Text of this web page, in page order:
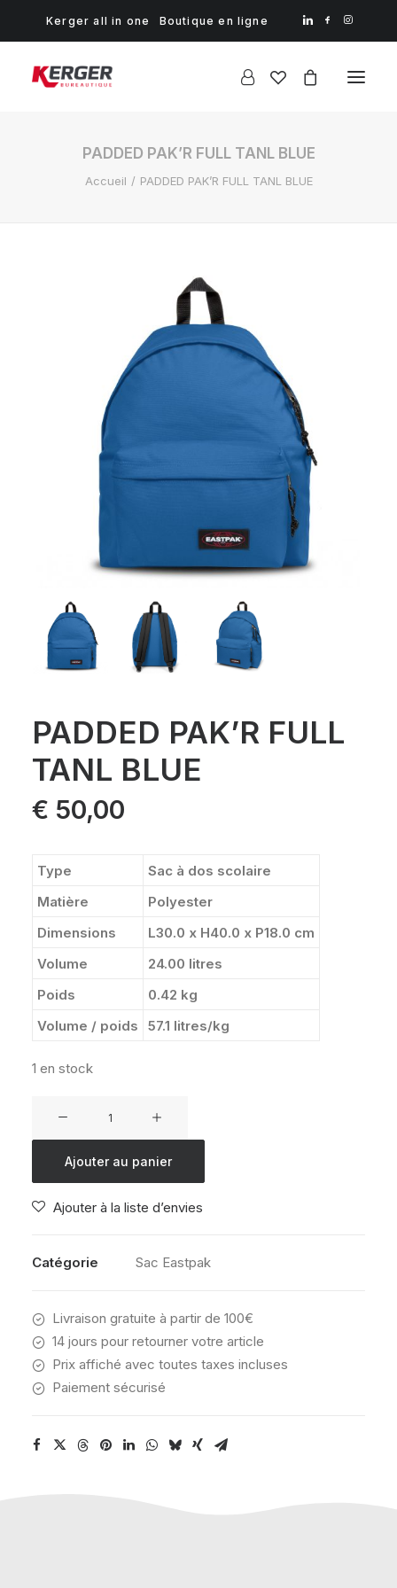
Kerger all in one Boutique en ligne
PADDED PAK’R FULL TANL BLUE
Accueil PADDED PAK’R FULL TANL BLUE
PADDED PAK’R FULL
TANL BLUE
€ 50,00
Type
Sac à dos scolaire
Matière
Polyester
Dimensions
L30.0 x H40.0 x P18.0 cm
Volume
24.00 litres
Poids
0.42 kg
Volume / poids
57.1 litres/kg
1 en stock
PAK'R
TANL
Ajouter au panier
Ajouter à la liste d’envies
Catégorie Sac Eastpak
Livraison gratuite à partir de 100€
14 jours pour retourner votre article
Prix affiché avec toutes taxes incluses
Paiement sécurisé